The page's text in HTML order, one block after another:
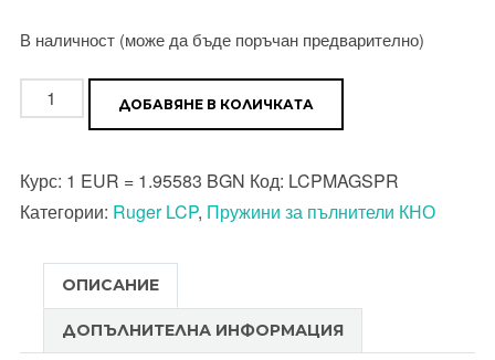
В наличност (може да бъде поръчан предварително)
количество
за
за
пълнителя
пистолет
Ruger
ДОБАВЯНЕ В КОЛИЧКАТА
Курс: 1 EUR = 1.95583 BGN Код: LCPMAGSPR
Категории: Ruger LCP, Пружини за пълнители КНО
ОПИСАНИЕ
ДОПЪЛНИТЕЛНА ИНФОРМАЦИЯ